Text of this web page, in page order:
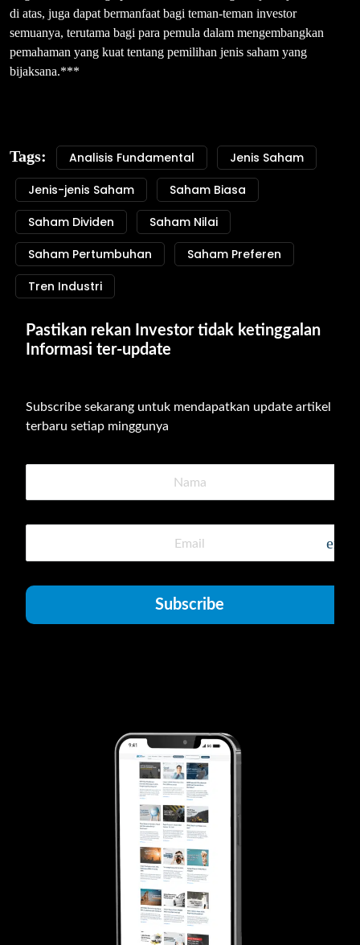
di atas, juga dapat bermanfaat bagi teman-teman investor
semuanya, terutama bagi para pemula dalam mengembangkan
pemahaman yang kuat tentang pemilihan jenis saham yang
bijaksana.***
Tags: Analisis Fundamental
Jenis Saham
Jenis-jenis Saham
Saham Biasa
Saham Dividen
Saham Nilai
Saham Pertumbuhan
Saham Preferen
Tren Industri
Pastikan rekan Investor tidak ketinggalan
Informasi ter-update
Subscribe sekarang untuk mendapatkan update artikel
terbaru setiap minggunya
Subscribe